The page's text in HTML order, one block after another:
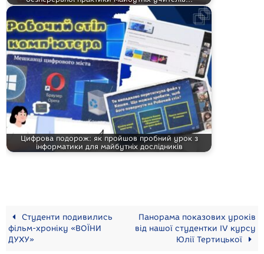
Цифрова подорож: як пройшов пробний урок з
інформатики для майбутніх дослідників
Студенти подивились
фільм-хроніку «ВОЇНИ
ДУХУ»
Панорама показових уроків
від нашої студентки IV курсу
Юлії Тертицької